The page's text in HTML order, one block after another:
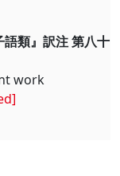
類』訳注 第八十
六
work